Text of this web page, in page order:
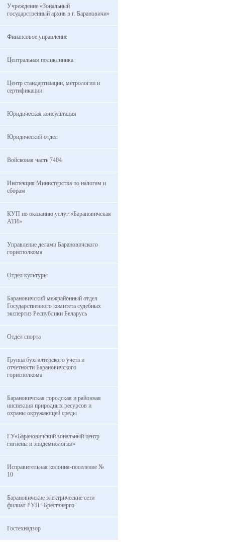
Учреждение «Зональный
государственный архив в г. Барановичи»
Финансовое управление
Центральная поликлиника
Центр стандартизации, метрологии и
сертификации
Юридическая консультация
Юридический отдел
Войсковая часть 7404
Инспекция Министерства по налогам и
сборам
КУП по оказанию услуг «Барановичская
АТИ»
Управление делами Барановичского
горисполкома
Отдел культуры
Барановичский межрайонный отдел
Государственного комитета судебных
экспертиз Республики Беларусь
Отдел спорта
Группа бухгалтерского учета и
отчетности Барановичского
горисполкома
Барановичская городская и районная
инспекция природных ресурсов и
охраны окружающей среды
ГУ«Барановичский зональный центр
гигиены и эпидемиологии»
Исправительная колония-поселение №
10
Барановичские электрические сети
филиал РУП "Брестэнерго"
Гостехнадзор